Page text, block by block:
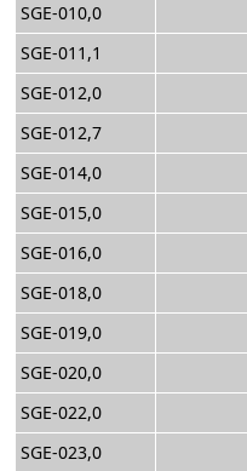
SGE-010,0
SGE-011,1
SGE-012,0
SGE-012,7
SGE-014,0
SGE-015,0
SGE-016,0
SGE-018,0
SGE-019,0
SGE-020,0
SGE-022,0
SGE-023,0